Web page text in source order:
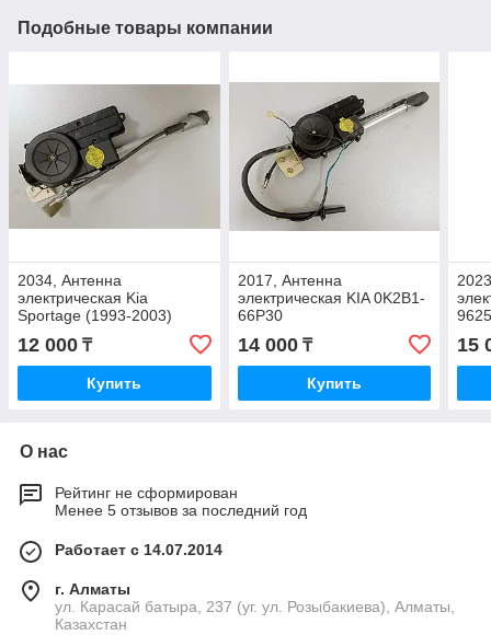
Подобные товары компании
2034, Антенна
электрическая Kia
Sportage (1993-2003)
0K012-66930A
12 000 ₸
Купить
2017, Антенна
электрическая KIA 0K2B1-
66P30
14 000₸
Купить
15
О нас
Рейтинг не сформирован
Менее 5 отзывов за последний год
Работает с 14.07.2014
г. Алматы
ул. Карасай батыра, 237 (уг. ул. Розыбакиева), Алматы,
Казахстан